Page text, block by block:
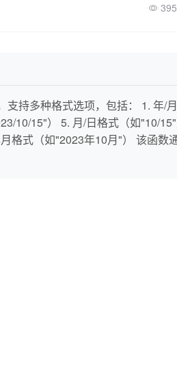
395
持多种格式选项，包括： 1. 年/
10/15"） 5. 月/日格式（如"10/
格式（如"2023年10月"） 该函数